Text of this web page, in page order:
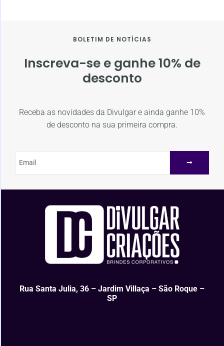
BOLETIM DE NOTÍCIAS
Inscreva-se e ganhe 10% de
desconto
Receba as novidades da Divulgar e ainda ganhe 10%
de desconto na sua primeira compra.
Rua Santa Julia, 36 – Jardim Villaça – São Roque –
SP